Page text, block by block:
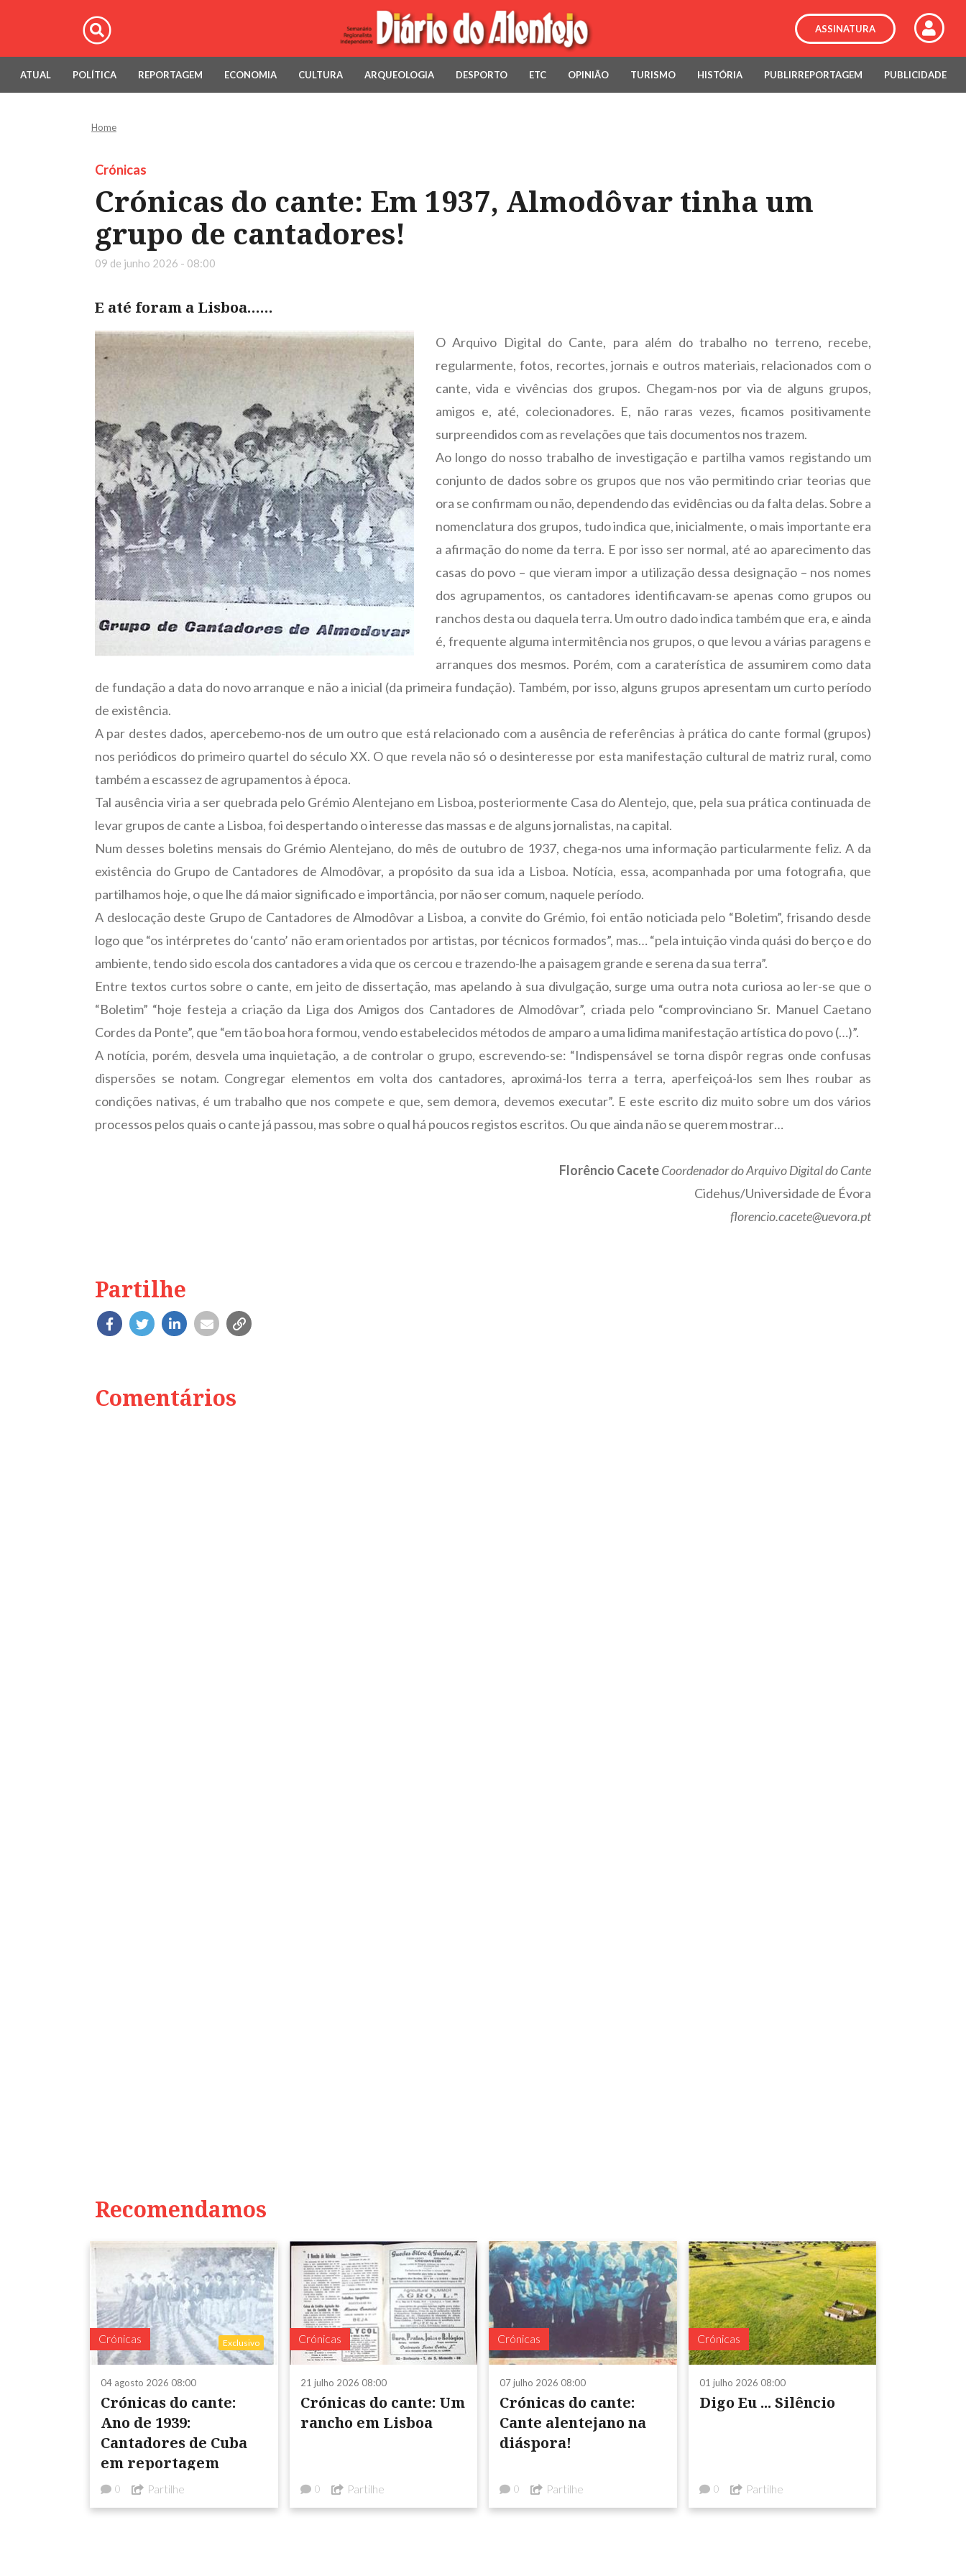
ASSINATURA
ATUAL POLÍTICA REPORTAGEM ECONOMIA CULTURA ARQUEOLOGIA DESPORTO ETC OPINIÃO TURISMO HISTÓRIA PUBLIRREPORTAGEM PUBLICIDADE
Home
Crónicas
Crónicas do cante: Em 1937, Almodôvar tinha um
grupo de cantadores!
09 de junho 2026 - 08:00
E até foram a Lisboa……
O Arquivo Digital do Cante, para além do trabalho no terreno, recebe,
regularmente, fotos, recortes, jornais e outros materiais, relacionados com o
cante, vida e vivências dos grupos. Chegam-nos por via de alguns grupos,
amigos e, até, colecionadores. E, não raras vezes, ficamos positivamente
surpreendidos com as revelações que tais documentos nos trazem.
Ao longo do nosso trabalho de investigação e partilha vamos registando um
conjunto de dados sobre os grupos que nos vão permitindo criar teorias que
ora se confirmam ou não, dependendo das evidências ou da falta delas. Sobre a
nomenclatura dos grupos, tudo indica que, inicialmente, o mais importante era
a afirmação do nome da terra. E por isso ser normal, até ao aparecimento das
casas do povo – que vieram impor a utilização dessa designação – nos nomes
dos agrupamentos, os cantadores identificavam-se apenas como grupos ou
ranchos desta ou daquela terra. Um outro dado indica também que era, e ainda
é, frequente alguma intermitência nos grupos, o que levou a várias paragens e
arranques dos mesmos. Porém, com a caraterística de assumirem como data
de fundação a data do novo arranque e não a inicial (da primeira fundação). Também, por isso, alguns grupos apresentam um curto período
de existência.
A par destes dados, apercebemo-nos de um outro que está relacionado com a ausência de referências à prática do cante formal (grupos)
nos periódicos do primeiro quartel do século XX. O que revela não só o desinteresse por esta manifestação cultural de matriz rural, como
também a escassez de agrupamentos à época.
Tal ausência viria a ser quebrada pelo Grémio Alentejano em Lisboa, posteriormente Casa do Alentejo, que, pela sua prática continuada de
levar grupos de cante a Lisboa, foi despertando o interesse das massas e de alguns jornalistas, na capital.
Num desses boletins mensais do Grémio Alentejano, do mês de outubro de 1937, chega-nos uma informação particularmente feliz. A da
existência do Grupo de Cantadores de Almodôvar, a propósito da sua ida a Lisboa. Notícia, essa, acompanhada por uma fotografia, que
partilhamos hoje, o que lhe dá maior significado e importância, por não ser comum, naquele período.
A deslocação deste Grupo de Cantadores de Almodôvar a Lisboa, a convite do Grémio, foi então noticiada pelo “Boletim”, frisando desde
logo que “os intérpretes do ‘canto’ não eram orientados por artistas, por técnicos formados”, mas… “pela intuição vinda quási do berço e do
ambiente, tendo sido escola dos cantadores a vida que os cercou e trazendo-lhe a paisagem grande e serena da sua terra”.
Entre textos curtos sobre o cante, em jeito de dissertação, mas apelando à sua divulgação, surge uma outra nota curiosa ao ler-se que o
“Boletim” “hoje festeja a criação da Liga dos Amigos dos Cantadores de Almodôvar”, criada pelo “comprovinciano Sr. Manuel Caetano
Cordes da Ponte”, que “em tão boa hora formou, vendo estabelecidos métodos de amparo a uma lidima manifestação artística do povo (…)”.
A notícia, porém, desvela uma inquietação, a de controlar o grupo, escrevendo-se: “Indispensável se torna dispôr regras onde confusas
dispersões se notam. Congregar elementos em volta dos cantadores, aproximá-los terra a terra, aperfeiçoá-los sem lhes roubar as
condições nativas, é um trabalho que nos compete e que, sem demora, devemos executar”. E este escrito diz muito sobre um dos vários
processos pelos quais o cante já passou, mas sobre o qual há poucos registos escritos. Ou que ainda não se querem mostrar…
Florêncio CaceteCoordenador do Arquivo Digital do Cante
Cidehus/Universidade de Évora
florencio.cacete@uevora.pt
Partilhe
Comentários
Recomendamos
Crónicas Exclusivo
04 agosto 2026 08:00
Crónicas do cante:
Ano de 1939:
Cantadores de Cuba
em reportagem
0 Partilhe
Crónicas
21 julho 2026 08:00
Crónicas do cante: Um
rancho em Lisboa
0 Partilhe
Crónicas
07 julho 2026 08:00
Crónicas do cante:
Cante alentejano na
diáspora!
0 Partilhe
Crónicas
01 julho 2026 08:00
Digo Eu ... Silêncio
0 Partilhe